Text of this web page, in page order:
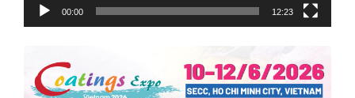
00:00 12:23